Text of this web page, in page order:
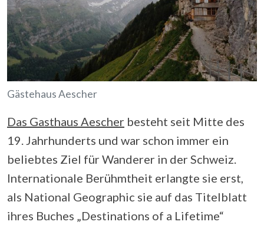
Gästehaus Aescher
Das Gasthaus Aescher besteht seit Mitte des
19. Jahrhunderts und war schon immer ein
beliebtes Ziel für Wanderer in der Schweiz.
Internationale Berühmtheit erlangte sie erst,
als National Geographic sie auf das Titelblatt
ihres Buches „Destinations of a Lifetime“